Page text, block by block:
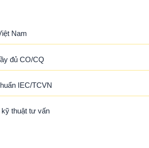
Nam
đủ CO/CQ
IEC/TCVN
thuật tư vấn